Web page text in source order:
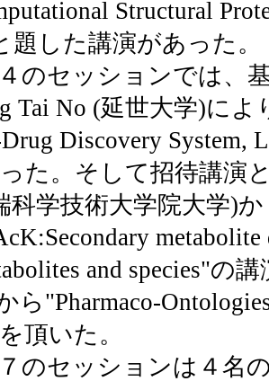
Structural
題した講演があった。
のセッションでは、
Tai No (延世大学)によ
Discovery System,
た。そして招待講演
科学技術大学院大学)か
metabolite
and species"の
ら"Pharmaco-
頂いた。
のセッションは４名